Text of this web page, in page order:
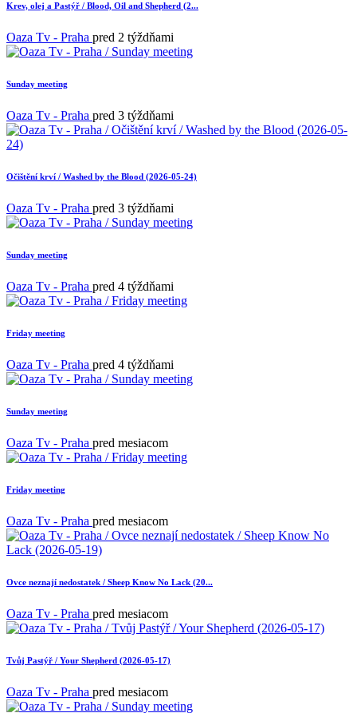
Krev, olej a Pastýř / Blood, Oil and Shepherd (2...
Oaza Tv - Praha pred 2 týždňami
Sunday meeting
Oaza Tv - Praha pred 3 týždňami
Očištění krví / Washed by the Blood (2026-05-24)
Oaza Tv - Praha pred 3 týždňami
Sunday meeting
Oaza Tv - Praha pred 4 týždňami
Friday meeting
Oaza Tv - Praha pred 4 týždňami
Sunday meeting
Oaza Tv - Praha pred mesiacom
Friday meeting
Oaza Tv - Praha pred mesiacom
Ovce neznají nedostatek / Sheep Know No Lack (20...
Oaza Tv - Praha pred mesiacom
Tvůj Pastýř / Your Shepherd (2026-05-17)
Oaza Tv - Praha pred mesiacom